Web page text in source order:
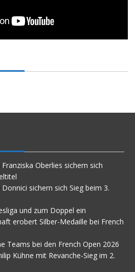
Oberlies sichern sich
sichern sich Sieg beim 3.
und zum Doppel ein
erobert Silber-Medaille bei French
Teams bei den French Open 2026
Kühne mit Revanche-Sieg im 2.